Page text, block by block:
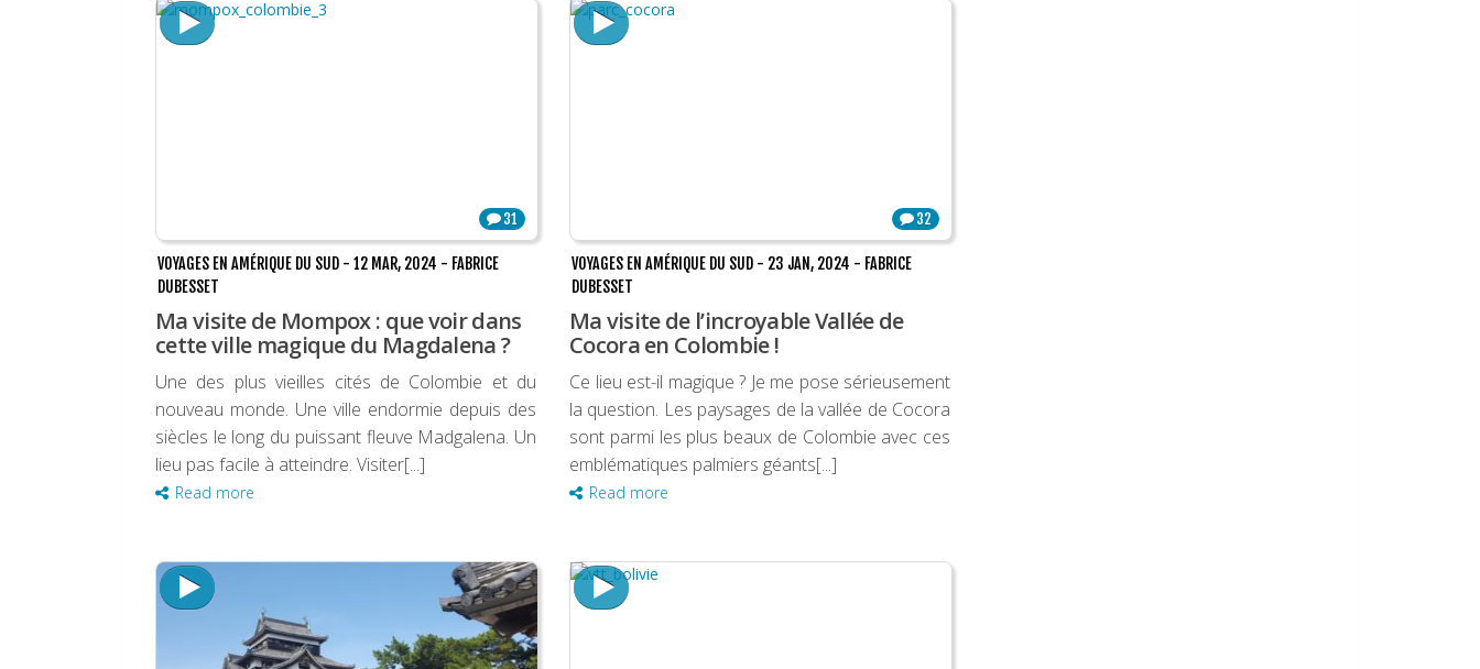
31
VOYAGES EN AMÉRIQUE DU SUD - 12 MAR, 2024 - FABRICE
DUBESSET
Ma visite de Mompox : que voir dans
cette ville magique du Magdalena ?
Une des plus vieilles cités de Colombie et du
nouveau monde. Une ville endormie depuis des
siècles le long du puissant fleuve Madgalena. Un
lieu pas facile à atteindre. Visiter[...]
Read more
32
VOYAGES EN AMÉRIQUE DU SUD - 23 JAN, 2024 - FABRICE
DUBESSET
Ma visite de l’incroyable Vallée de
Cocora en Colombie !
Ce lieu est-il magique ? Je me pose sérieusement
la question. Les paysages de la vallée de Cocora
sont parmi les plus beaux de Colombie avec ces
emblématiques palmiers géants[...]
Read more